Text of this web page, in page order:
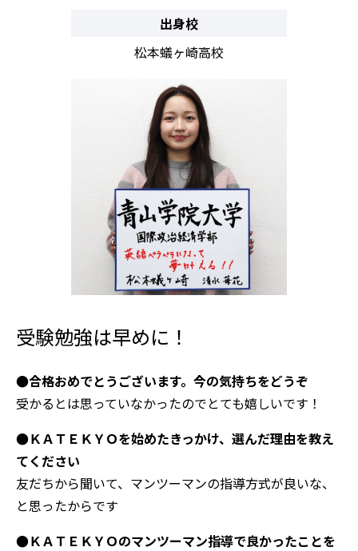
出身校
松本蟻ヶ崎高校
受験勉強は早めに！
●合格おめでとうございます。今の気持ちをどうぞ
受かるとは思っていなかったのでとても嬉しいです！
●ＫＡＴＥＫＹＯを始めたきっかけ、選んだ理由を教え
てください
友だちから聞いて、マンツーマンの指導方式が良いな、
と思ったからです
●ＫＡＴＥＫＹＯのマンツーマン指導で良かったことを